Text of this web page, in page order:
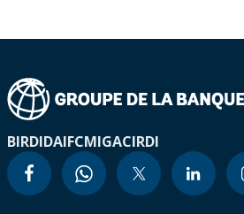
BIRDIDAIFCMIGACIRDI